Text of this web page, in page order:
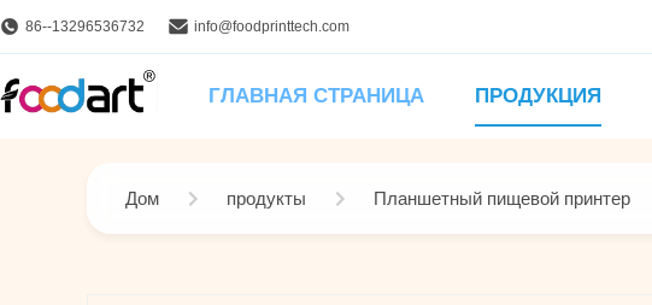
86--13296536732 info@foodprinttech.com
ГЛАВНАЯ СТРАНИЦА ПРОДУКЦИЯ
Дом продукты Планшетный пищевой принтер